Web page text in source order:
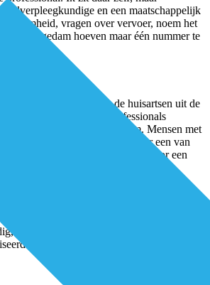
en een maatschappelijk
vragen over vervoer, noem het
Appingedam hoeven maar één nummer te
te gaan.
resideren bovendien de huisartsen uit de
met andere eerstelijnsprofessionals
Eerstelijnszorg Appingedam. Mensen met
nog steeds eerst en direct naar een van
is ondersteuning daarvoor een
nemen, legt Van der Kolk uit. “We
en nemen de tijd. Iedere ochtend zijn we
telefonisch of je komt gewoon
gaan we bij mensen thuis langs. We
dat er altijd ruimte is in de formatie.”